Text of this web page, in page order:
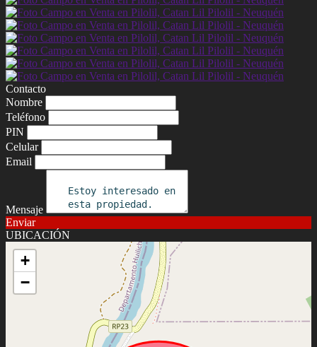
Contacto
Nombre
Teléfono
PIN
Celular
Email
Mensaje
Enviar
UBICACIÓN
+
−